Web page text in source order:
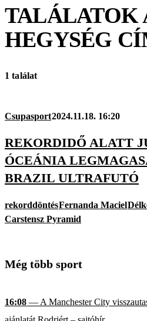
TALÁLATOK
HEGYSÉG
1 találat
Csupasport2024.11.18. 16:20
REKORDIDŐ ALATT
ÓCEÁNIA
BRAZIL ULTRAFUTÓ
rekorddöntésFernanda Maciel
Carstensz Pyramid
Még több sport
16:08 — A Manchester City